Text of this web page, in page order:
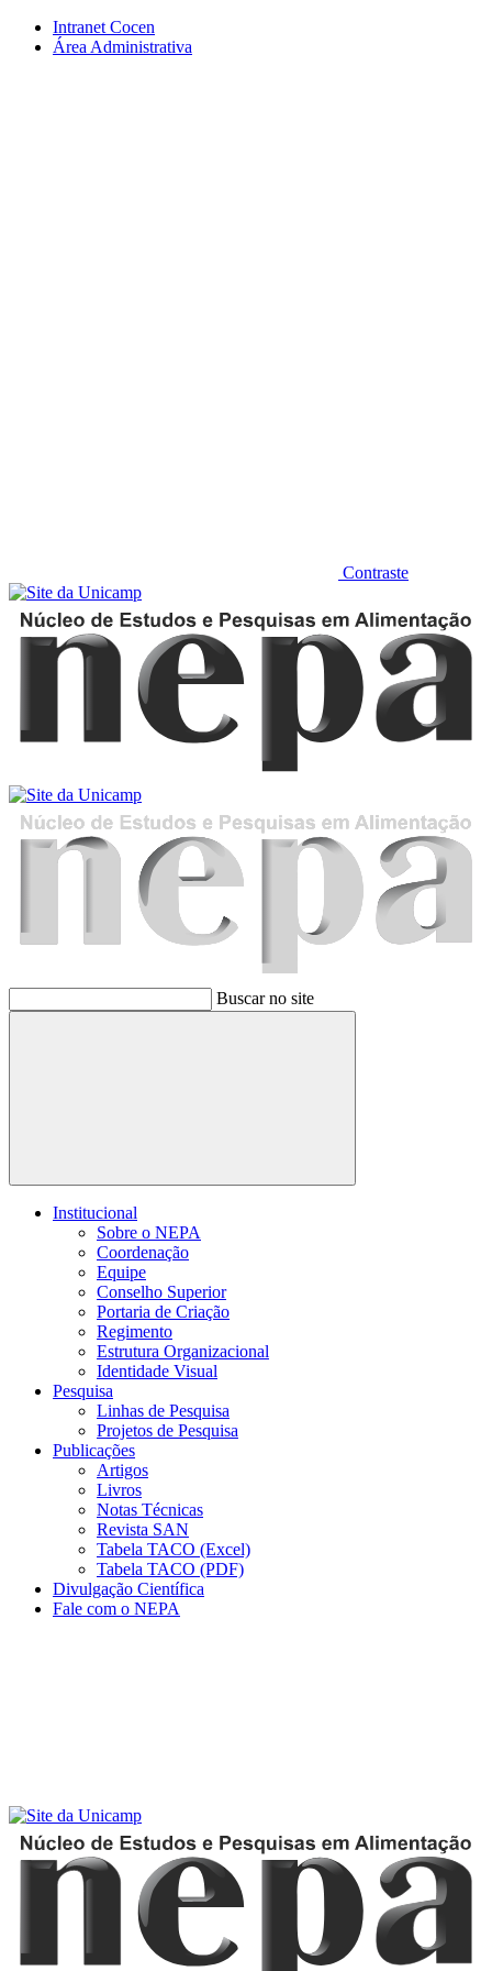
Conteúdo principal Menu principal
Intranet Cocen
Área Administrativa
Contraste
Buscar no site
Buscar
Institucional
Sobre o NEPA
Coordenação
Equipe
Conselho Superior
Portaria de Criação
Regimento
Estrutura Organizacional
Identidade Visual
Pesquisa
Linhas de Pesquisa
Projetos de Pesquisa
Publicações
Artigos
Livros
Notas Técnicas
Revista SAN
Tabela TACO (Excel)
Tabela TACO (PDF)
Divulgação Científica
Fale com o NEPA